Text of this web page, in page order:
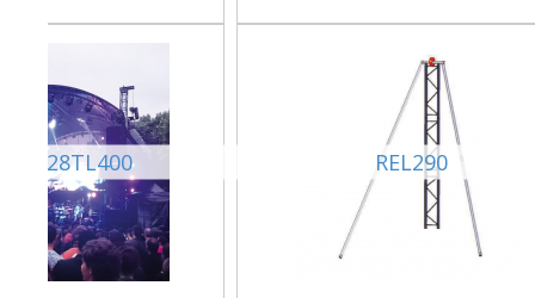
REL290